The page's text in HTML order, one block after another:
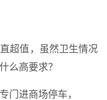
超值，虽然卫生情况
么高要求？
门进商场停车，